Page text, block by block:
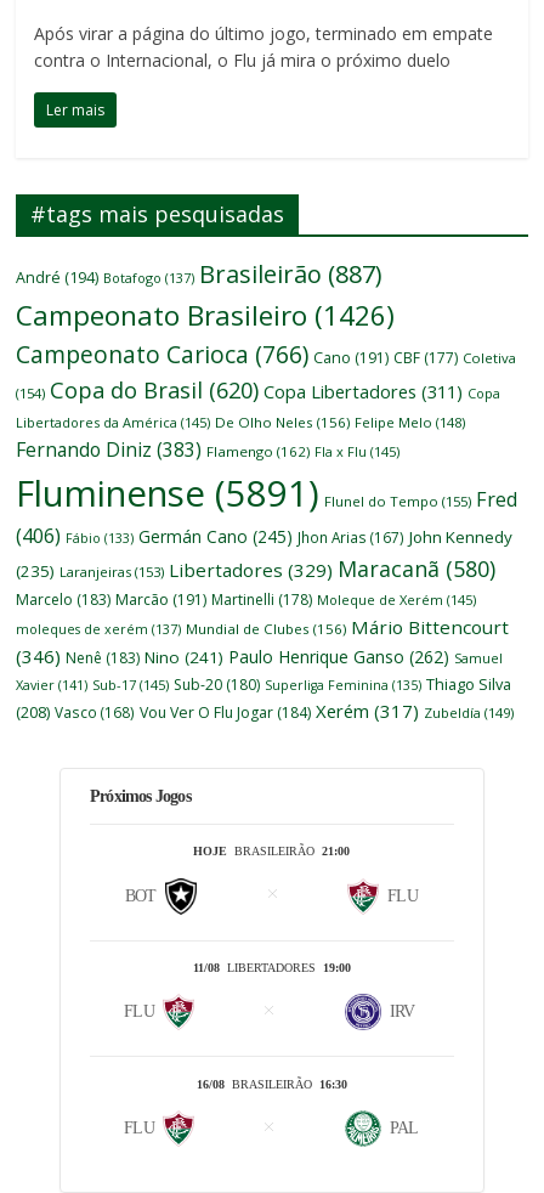
Após virar a página do último jogo, terminado em empate
contra o Internacional, o Flu já mira o próximo duelo
Ler mais
#tags mais pesquisadas
André (194) Botafogo (137) Brasileirão (887)
Campeonato Brasileiro (1426)
Campeonato Carioca (766) Cano (191) CBF (177) Coletiva
(154) Copa do Brasil (620) Copa Libertadores (311) Copa
Libertadores da América (145) De Olho Neles (156) Felipe Melo (148)
Fernando Diniz (383) Flamengo (162) Fla x Flu (145)
Fluminense (5891) Flunel do Tempo (155) Fred
(406) Fábio (133) Germán Cano (245) Jhon Arias (167) John Kennedy
(235) Laranjeiras (153) Libertadores (329) Maracanã (580)
Marcelo (183) Marcão (191) Martinelli (178) Moleque de Xerém (145)
moleques de xerém (137) Mundial de Clubes (156) Mário Bittencourt
(346) Nenê (183) Nino (241) Paulo Henrique Ganso (262) Samuel
Xavier (141) Sub-17 (145) Sub-20 (180) Superliga Feminina (135) Thiago Silva
(208) Vasco (168) Vou Ver O Flu Jogar (184) Xerém (317) Zubeldía (149)
Próximos Jogos
HOJE BRASILEIRÃO21:00
BOT FLU
11/08LIBERTADORES 19:00
FLU IRV
16/08BRASILEIRÃO 16:30
FLU PAL